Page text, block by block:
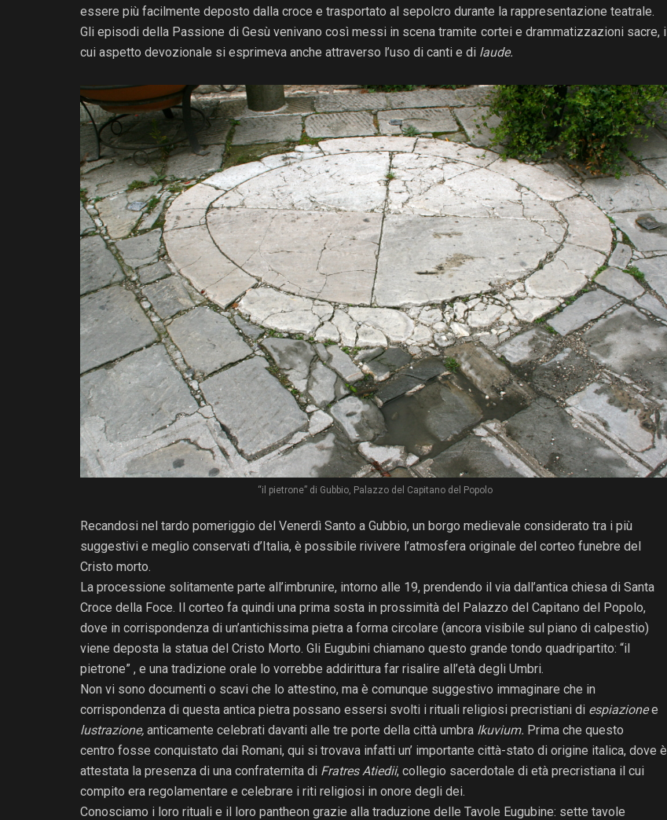
essere più facilmente deposto dalla croce e trasportato al sepolcro durante la rappresentazione teatrale.
Gli episodi della Passione di Gesù venivano così messi in scena tramite cortei e drammatizzazioni sacre, il
cui aspetto devozionale si esprimeva anche attraverso l’uso di canti e di laude.
“il pietrone” di Gubbio, Palazzo del Capitano del Popolo
Recandosi nel tardo pomeriggio del Venerdì Santo a Gubbio, un borgo medievale considerato tra i più
suggestivi e meglio conservati d’Italia, è possibile rivivere l’atmosfera originale del corteo funebre del
Cristo morto.
La processione solitamente parte all’imbrunire, intorno alle 19, prendendo il via dall’antica chiesa di Santa
Croce della Foce. Il corteo fa quindi una prima sosta in prossimità del Palazzo del Capitano del Popolo,
dove in corrispondenza di un’antichissima pietra a forma circolare (ancora visibile sul piano di calpestio)
viene deposta la statua del Cristo Morto. Gli Eugubini chiamano questo grande tondo quadripartito: “il
pietrone” , e una tradizione orale lo vorrebbe addirittura far risalire all’età degli Umbri.
Non vi sono documenti o scavi che lo attestino, ma è comunque suggestivo immaginare che in
corrispondenza di questa antica pietra possano essersi svolti i rituali religiosi precristiani di espiazionee
lustrazione, anticamente celebrati davanti alle tre porte della città umbra Ikuvium. Prima che questo
centro fosse conquistato dai Romani, qui si trovava infatti un’ importante città-stato di origine italica, dove è
attestata la presenza di una confraternita di Fratres Atiedii, collegio sacerdotale di età precristiana il cui
compito era regolamentare e celebrare i riti religiosi in onore degli dei.
Conosciamo i loro rituali e il loro pantheon grazie alla traduzione delle Tavole Eugubine: sette tavole